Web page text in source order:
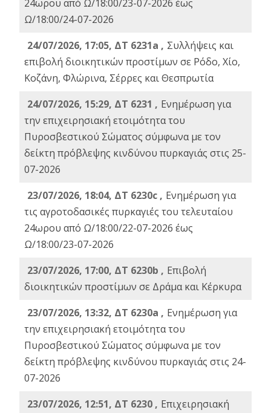
24ωρου από Ω/18:00/23-07-2026 έως
Ω/18:00/24-07-2026
24/07/2026, 17:05, ΔΤ 6231a , Συλλήψεις και
επιβολή διοικητικών προστίμων σε Ρόδο, Χίο,
Κοζάνη, Φλώρινα, Σέρρες και Θεσπρωτία
24/07/2026, 15:29, ΔΤ 6231 , Ενημέρωση για
την επιχειρησιακή ετοιμότητα του
Πυροσβεστικού Σώματος σύμφωνα με τον
δείκτη πρόβλεψης κινδύνου πυρκαγιάς στις 25-
07-2026
23/07/2026, 18:04, ΔΤ 6230c , Ενημέρωση για
τις αγροτοδασικές πυρκαγιές του τελευταίου
24ωρου από Ω/18:00/22-07-2026 έως
Ω/18:00/23-07-2026
23/07/2026, 17:00, ΔΤ 6230b , Επιβολή
διοικητικών προστίμων σε Δράμα και Κέρκυρα
23/07/2026, 13:32, ΔΤ 6230a , Ενημέρωση για
την επιχειρησιακή ετοιμότητα του
Πυροσβεστικού Σώματος σύμφωνα με τον
δείκτη πρόβλεψης κινδύνου πυρκαγιάς στις 24-
07-2026
23/07/2026, 12:51, ΔΤ 6230 , Επιχειρησιακή